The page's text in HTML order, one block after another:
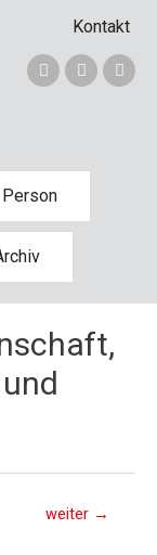
Kontakt
Person
weiter →